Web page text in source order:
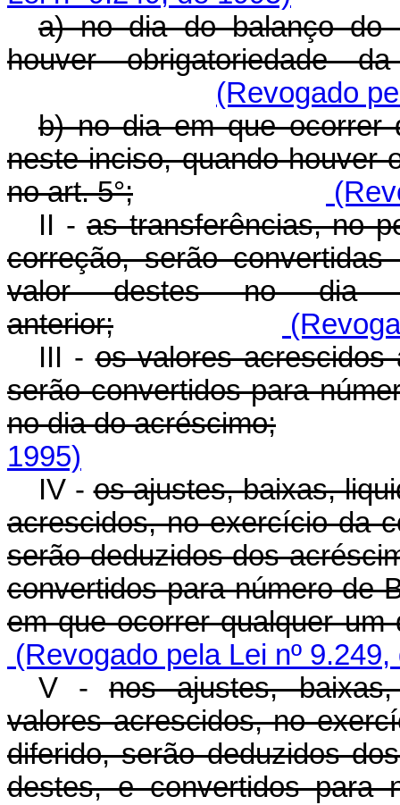
a) no dia do balanço do
houver obrigatoriedade
(Revogado
b) no dia em que ocorrer
neste inciso, quando houver
no art. 5°;
II -as transferências, no
correção, serão
valor destes no dia
anterior;
III -os valores
serão convertidos para
no dia do acréscimo;
1995)
IV -os ajustes, baixas,
acrescidos, no exercício da
serão deduzidos dos
convertidos para número de
em que ocorrer qualquer um
(Revogado pela Lei nº
V -nos ajustes,
valores acrescidos, no
diferido, serão deduzidos
destes, e convertidos para